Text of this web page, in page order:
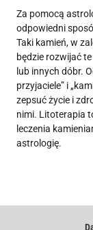
Za pomocą
odpowiedni
Taki kamień, w
będzie rozwijać
lub innych dóbr.
przyjaciele” i
zepsuć życie i
nimi. Litoterapia
leczenia
astrologię.